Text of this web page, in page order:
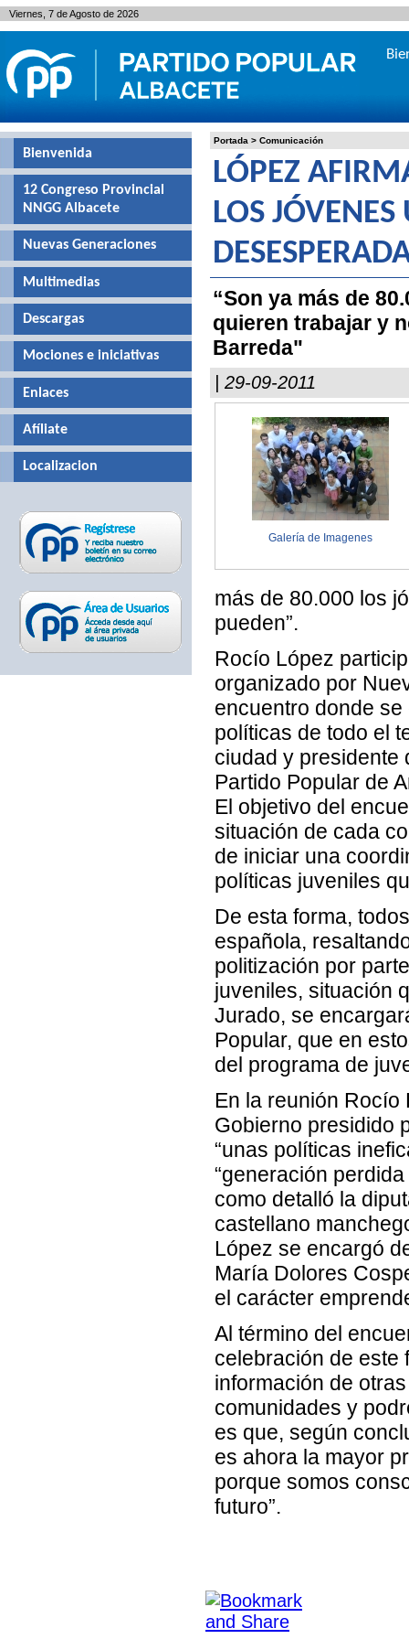
Portada > Comunicación
LÓPEZ
LOS
“Son ya más de
quieren trabajar y
Barreda"
| 29-09-2011
Galería de Imagenes
más de 80.000 los
pueden”.
Rocío López
organizado por
encuentro donde
políticas de todo el
ciudad y presidente
Partido Popular de
El objetivo del
situación de cada
de iniciar una
políticas juveniles
De esta forma,
española,
politización por
juveniles, situación
Jurado, se
Popular, que en
del programa de
En la reunión Rocío
Gobierno presidido
“unas políticas
“generación
como detalló la
castellano
López se encargó
María Dolores
el carácter
Al término del
celebración de este
información de
comunidades y
es que, según
es ahora la mayor
porque somos
futuro”.
Bienvenida
12 Congreso Provincial
NNGG Albacete
Nuevas Generaciones
Multimedias
Descargas
Mociones e iniciativas
Enlaces
Afíliate
Localizacion
Viernes, 7 de Agosto de 2026